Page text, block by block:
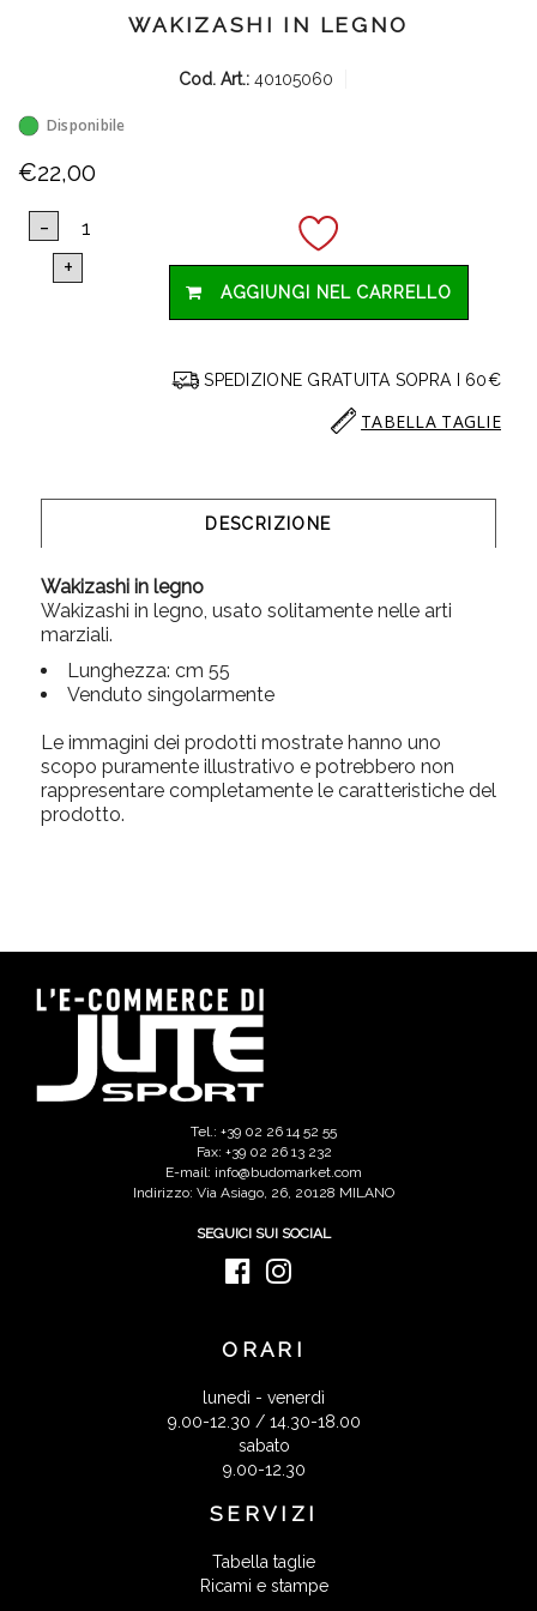
WAKIZASHI IN LEGNO
Cod. Art.: 40105060
Disponibile
€22,00
AGGIUNGI NEL CARRELLO
SPEDIZIONE GRATUITA SOPRA I 60€
TABELLA TAGLIE
DESCRIZIONE
Wakizashi in legno
Wakizashi in legno, usato solitamente nelle arti
marziali.
Lunghezza: cm 55
Venduto singolarmente
Le immagini dei prodotti mostrate hanno uno
scopo puramente illustrativo e potrebbero non
rappresentare completamente le caratteristiche del
prodotto.
Tel.: +39 02 26 14 52 55
Fax: +39 02 26 13 232
E-mail: info@budomarket.com
Indirizzo: Via Asiago, 26, 20128 MILANO
SEGUICI SUI SOCIAL
ORARI
lunedì - venerdì
9.00-12.30 / 14.30-18.00
sabato
9.00-12.30
SERVIZI
Tabella taglie
Ricami e stampe